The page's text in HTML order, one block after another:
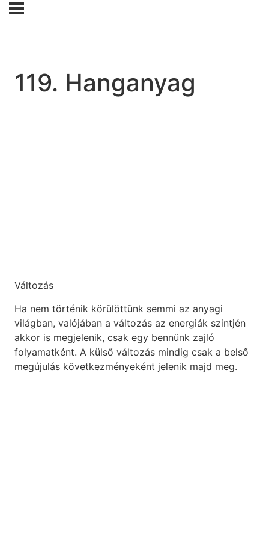
119. Hanganyag
Változás
Ha nem történik körülöttünk semmi az anyagi
világban, valójában a változás az energiák szintjén
akkor is megjelenik, csak egy bennünk zajló
folyamatként. A külső változás mindig csak a belső
megújulás következményeként jelenik majd meg.